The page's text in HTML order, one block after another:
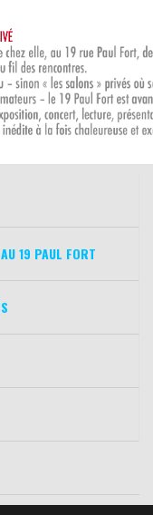
19 PAUL FORT